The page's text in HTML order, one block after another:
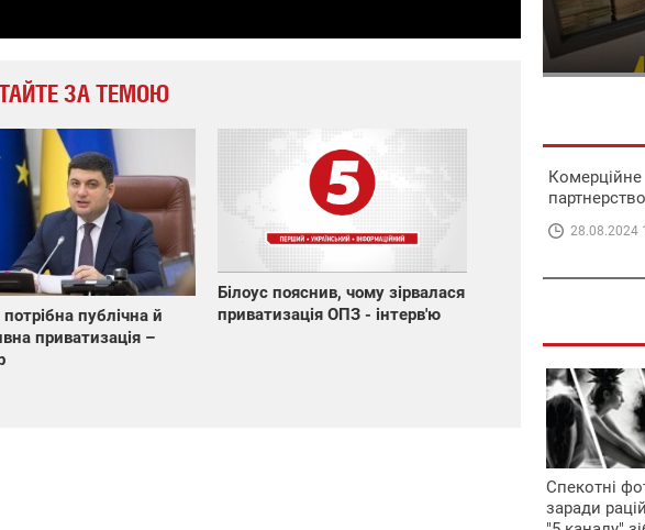
ЗА ТЕМОЮ
потрібна публічна й
приватизація –
Білоус пояснив, чому зірвалася
приватизація ОПЗ - інтерв'ю
Комерційне
партнерство
28.08.2024
Спекотні
заради